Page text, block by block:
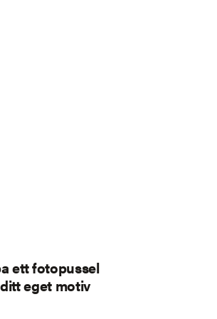
ett fotopussel
eget motiv